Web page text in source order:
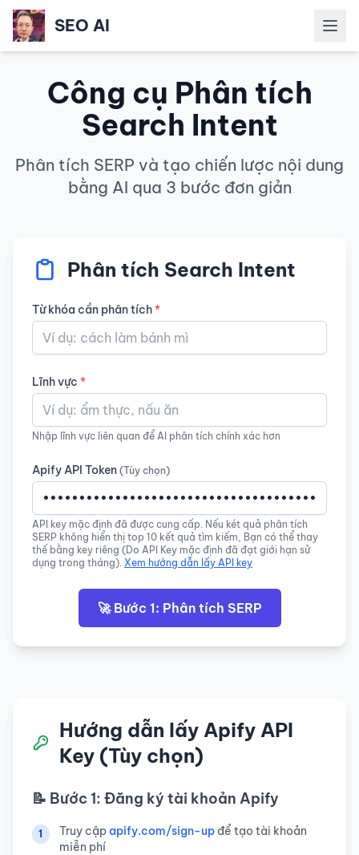
SEO AI Mở
Công cụ Phân tích
Search Intent
Phân tích SERP và tạo chiến lược nội dung
bằng AI qua 3 bước đơn giản
Phân tích Search Intent
Từ khóa cần phân tích*
Lĩnh vực *
Nhập lĩnh vực liên quan để AI phân tích chính xác hơn
Apify API Token (Tùy chọn)
API key mặc định đã được cung cấp. Nếu két quả phân tích
SERP không hiển thị top 10 kết quả tìm kiếm, Bạn có thể thay
thế bằng key riêng (Do API Key mặc định đã đạt giới hạn sử
dụng trong tháng). Xem hướng dẫn lấy API key
🚀 Bước 1: Phân tích SERP
Hướng dẫn lấy Apify API
Key (Tùy chọn)
📝 Bước 1: Đăng ký tài khoản Apify
1 Truy cậpapify.com/sign-upđể tạo tài khoản
miễn phí